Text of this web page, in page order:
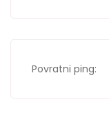
Povratni ping: